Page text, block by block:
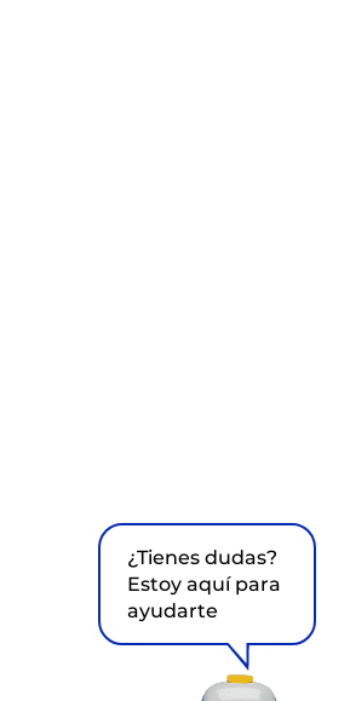
¿Tienes dudas?
Estoy aquí para
ayudarte